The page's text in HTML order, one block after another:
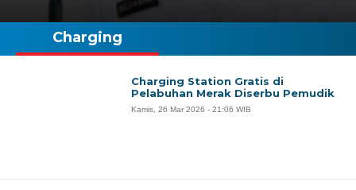
Charging
Charging Station Gratis di
Pelabuhan Merak Diserbu Pemudik
Kamis, 26 Mar 2026 - 21:06 WIB